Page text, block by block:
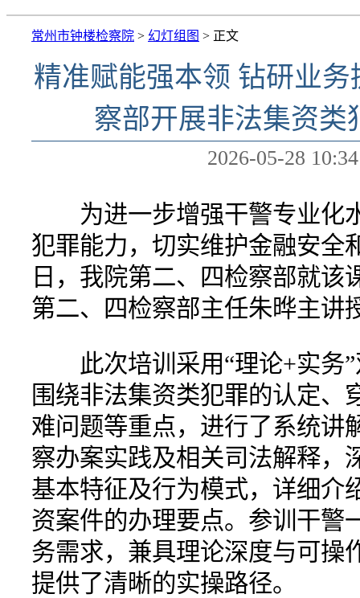
常州市钟楼检察院 > 幻灯组图 > 正文
精准赋能强本领 钻研业
察部开展非法集资类
2026-05-28
为进一步增强干警专业化
犯罪能力，切实维护金融安全
日，我院第二、四检察部就该
第二、四检察部主任朱晔主讲
此次培训采用“理论+实务”
围绕非法集资类犯罪的认定、
难问题等重点，进行了系统讲
察办案实践及相关司法解释，
基本特征及行为模式，详细介
资案件的办理要点。参训干警
务需求，兼具理论深度与可操
提供了清晰的实操路径。